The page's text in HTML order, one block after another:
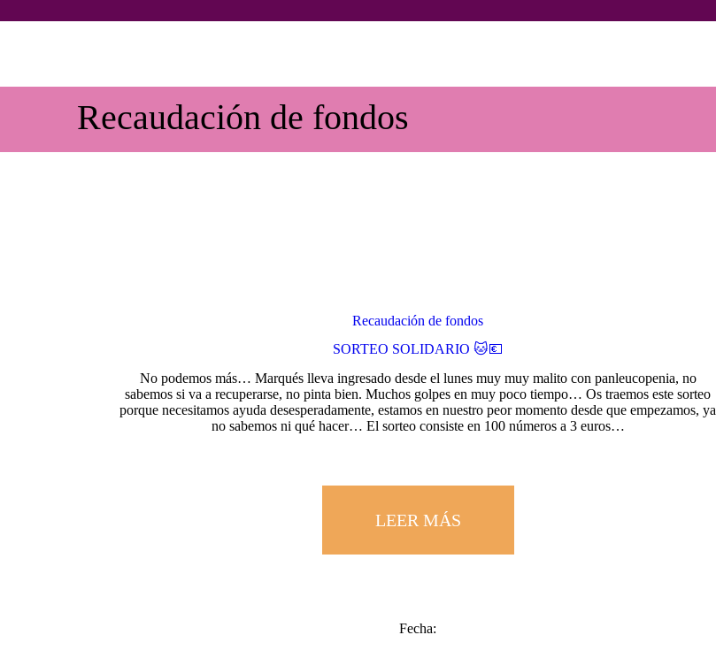
Recaudación de fondos
Asociación sin ánimo de lucro
INICIO
NOTICIAS
Recaudación de fondos
SORTEO SOLIDARIO 🐱💶
No podemos más… Marqués lleva ingresado desde el lunes muy muy malito con panleucopenia, no
sabemos si va a recuperarse, no pinta bien. Muchos golpes en muy poco tiempo… Os traemos este sorteo
porque necesitamos ayuda desesperadamente, estamos en nuestro peor momento desde que empezamos, ya
no sabemos ni qué hacer… El sorteo consiste en 100 números a 3 euros…
LEER MÁS
Fecha: